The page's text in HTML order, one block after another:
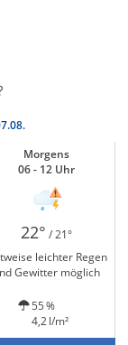
Morgens
06 - 12 Uhr
22° / 21°
leichter Regen
Gewitter möglich
55 %
4,2 l/m²